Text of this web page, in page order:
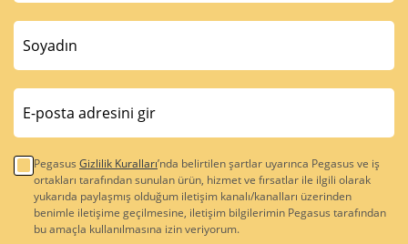
Pegasus Gizlilik Kuralları’nda belirtilen şartlar uyarınca Pegasus ve iş
ortakları tarafından sunulan ürün, hizmet ve fırsatlar ile ilgili olarak
yukarıda paylaşmış olduğum iletişim kanalı/kanalları üzerinden
benimle iletişime geçilmesine, iletişim bilgilerimin Pegasus tarafından
bu amaçla kullanılmasına izin veriyorum.